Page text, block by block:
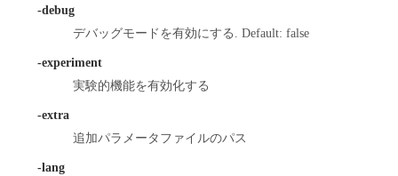
-debug
デバッグモードを有効にする. Default: false
-experiment
実験的機能を有効化する
-extra
追加パラメータファイルのパス
-lang